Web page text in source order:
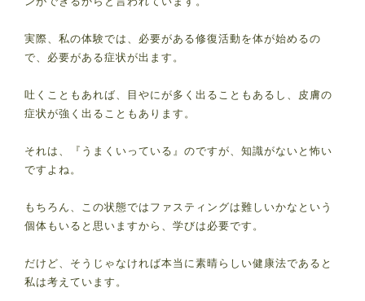
実際、私の体験では、必要がある修復活動を体が始めるの
で、必要がある症状が出ます。
吐くこともあれば、目やにが多く出ることもあるし、皮膚の
症状が強く出ることもあります。
それは、『うまくいっている』のですが、知識がないと怖い
ですよね。
もちろん、この状態ではファスティングは難しいかなという
個体もいると思いますから、学びは必要です。
だけど、そうじゃなければ本当に素晴らしい健康法であると
私は考えています。